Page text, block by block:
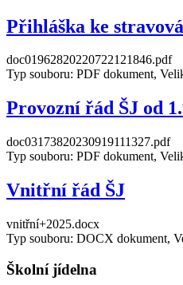
Přihláška ke
doc01962820220722121846.pdf
Typ souboru: PDF dokument,
Provozní řád ŠJ od
doc03173820230919111327.pdf
Typ souboru: PDF dokument,
Vnitřní řád ŠJ
vnitřní+2025.docx
Typ souboru: DOCX dokument,
Školní jídelna